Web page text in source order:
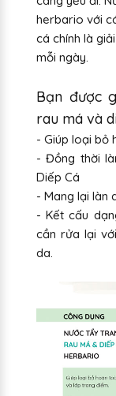
herbario với
cá chính là
mỗi ngày.
Bạn được
rau má và
- Giúp loại bỏ
- Đồng thời
Diếp Cá
- Mang lại làn
- Kết cấu
cần rửa lại
da.